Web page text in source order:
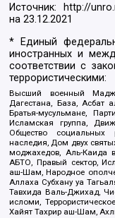
Источник: http://
на23.12.2021
* Единый
иностранных и
соответствии с
террористическими:
Высший военный
Дагестана, База, Асбат
Братья-мусульмане,
Исламская группа,
Общество социальных
наследия, Дом двух
моджахедов, Аль-Каида
АБТО, Правый сектор,
аш-Шам, Народное
Аллаха Субхану уа
Тавхида Валь-Джихад,
исломи,
Хайят Тахрир аш-Шам,